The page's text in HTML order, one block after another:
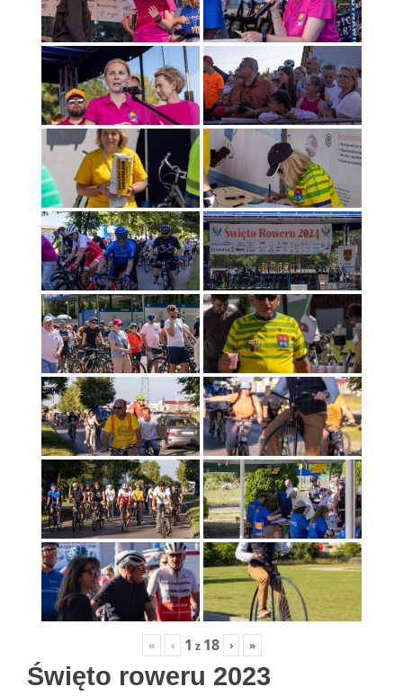
« ‹ 1 z 18 › »
Święto roweru 2023